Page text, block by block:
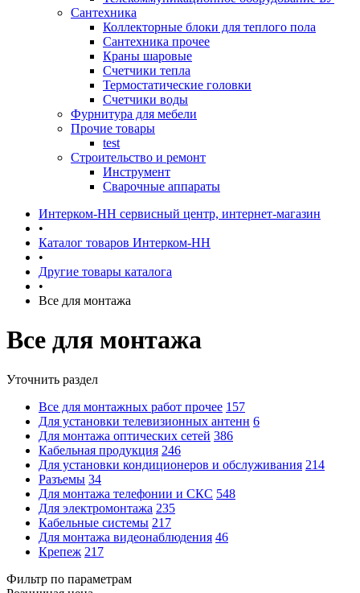
Сантехника
Коллекторные блоки для теплого пола
Сантехника прочее
Краны шаровые
Счетчики тепла
Термоcтатические головки
Счетчики воды
Фурнитура для мебели
Прочие товары
test
Строительство и ремонт
Инструмент
Сварочные аппараты
Интерком-НН сервисный центр, интернет-магазин
•
Каталог товаров Интерком-НН
•
Другие товары каталога
•
Все для монтажа
Все для монтажа
Уточнить раздел
Все для монтажных работ прочее 157
Для установки телевизионных антенн 6
Для монтажа оптических сетей 386
Кабельная продукция 246
Для установки кондиционеров и обслуживания 214
Разъемы 34
Для монтажа телефонии и СКС 548
Для электромонтажа 235
Кабельные системы 217
Для монтажа видеонаблюдения 46
Крепеж 217
Фильтр по параметрам